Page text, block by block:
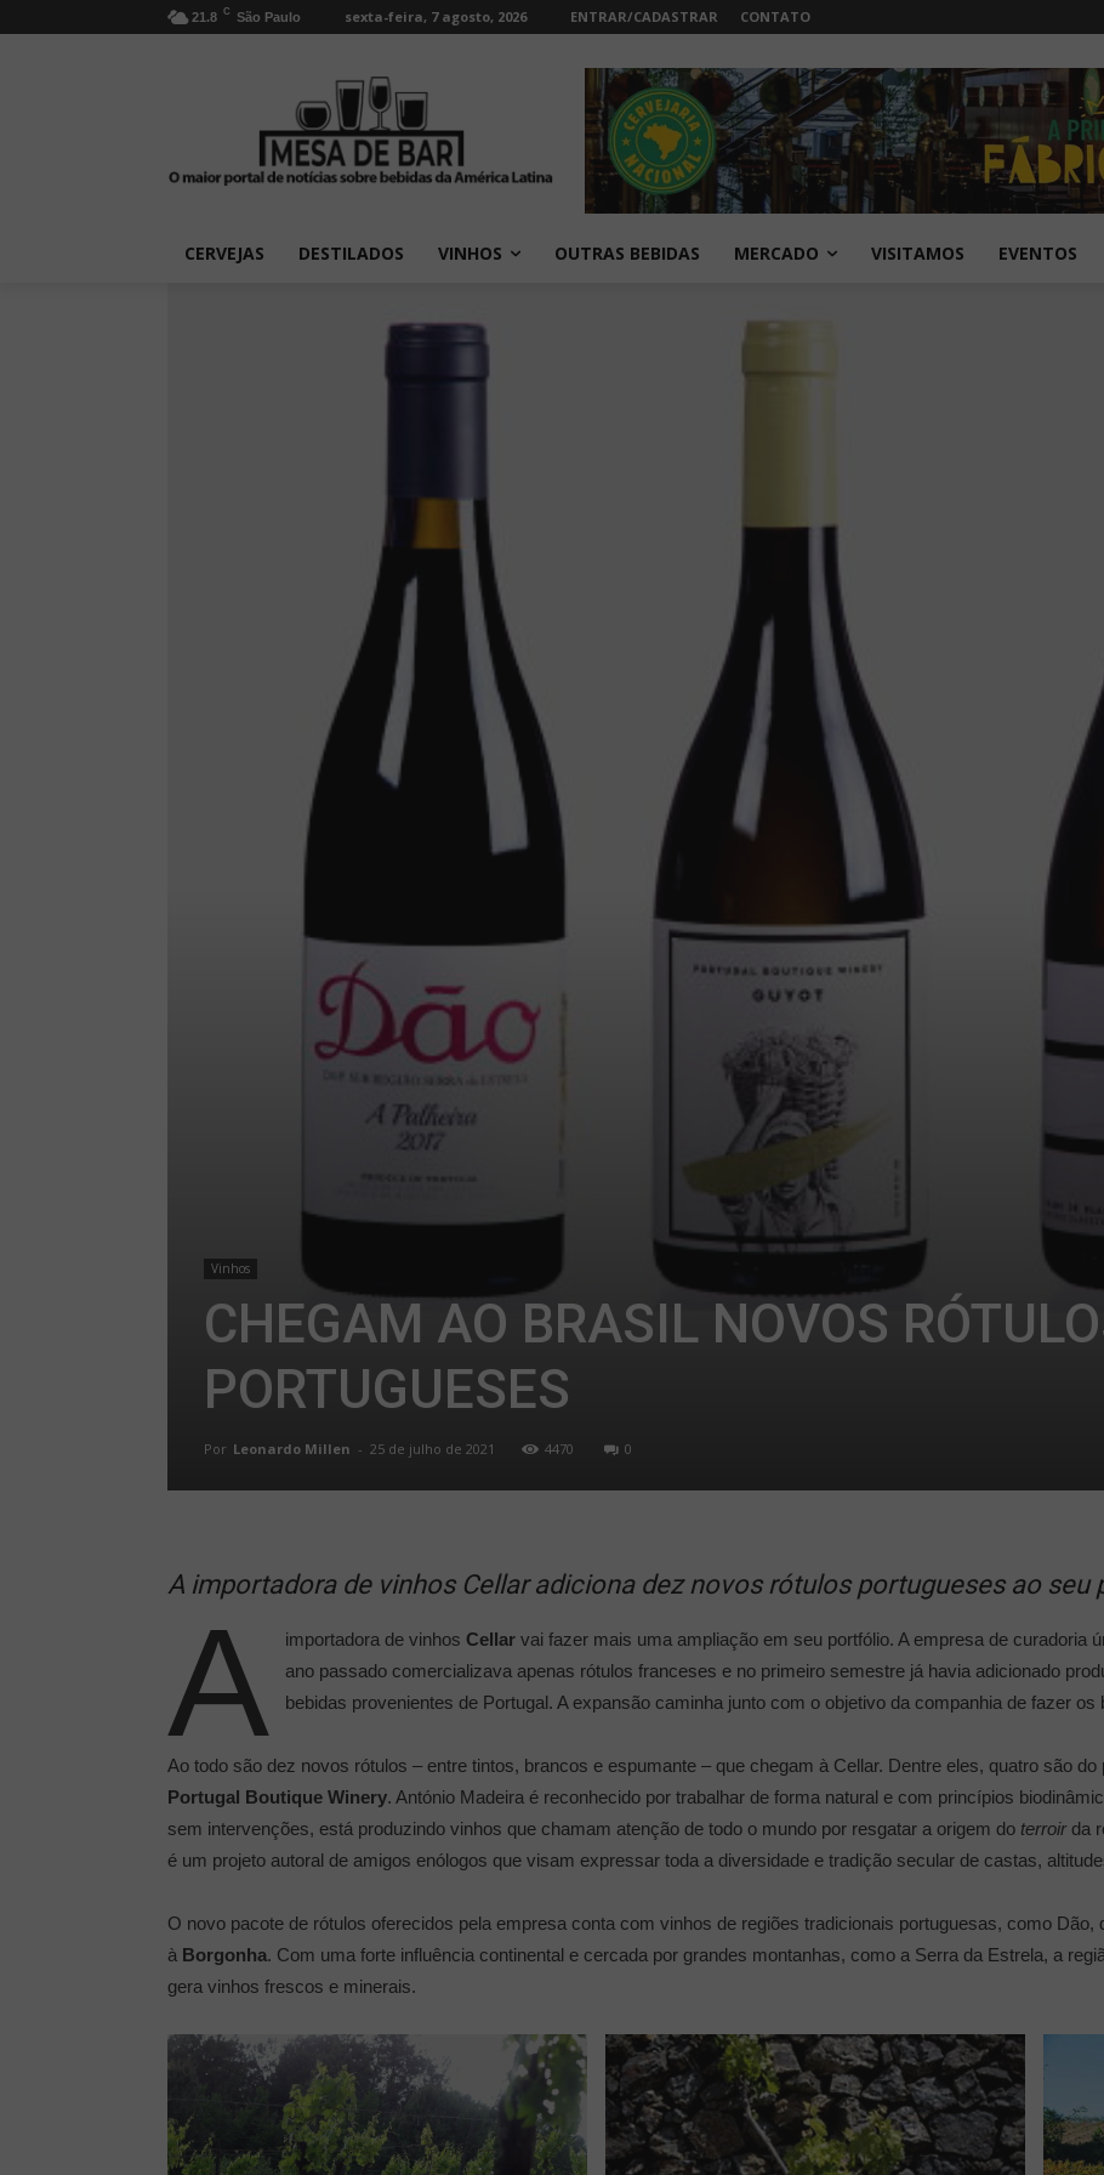
21.8 C São Paulo sexta-feira, 7 agosto, 2026 ENTRAR/CADASTRAR CONTATO
CERVEJAS DESTILADOS VINHOS OUTRAS BEBIDAS MERCADO VISITAMOS EVENTOS
Vinhos
CHEGAM AO BRASIL NOVOS
PORTUGUESES
Por Leonardo Millen - 25 de julho de 2021 4470 0
A importadora de vinhos Cellar adiciona dez novos rótulos portugueses ao seu
A importadora de vinhos Cellarvai fazer mais uma ampliação em seu portfólio. A empresa de curadoria
ano passado comercializava apenas rótulos franceses e no primeiro semestre já havia adicionado
bebidas provenientes de Portugal. A expansão caminha junto com o objetivo da companhia de fazer
Ao todo são dez novos rótulos – entre tintos, brancos e espumante – que chegam à Cellar. Dentre eles, quatro são do
Portugal Boutique Winery. António Madeira é reconhecido por trabalhar de forma natural e com princípios
sem intervenções, está produzindo vinhos que chamam atenção de todo o mundo por resgatar a origem do terroirda
é um projeto autoral de amigos enólogos que visam expressar toda a diversidade e tradição secular de castas,
O novo pacote de rótulos oferecidos pela empresa conta com vinhos de regiões tradicionais portuguesas, como
à Borgonha. Com uma forte influência continental e cercada por grandes montanhas, como a Serra da Estrela, a
gera vinhos frescos e minerais.